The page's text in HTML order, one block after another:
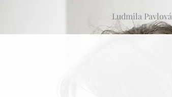
Ludmila Pavlová